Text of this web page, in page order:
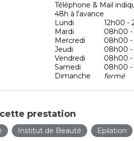
Téléphone & Mail
48h à l'avance
Lundi
12h00 -
Mardi
08h00 -
Mercredi
08h00 -
Jeudi
08h00
Vendredi
08h00
Samedi
08h00 -
Dimanche
fermé
prestation
Institut de Beauté
Epilation